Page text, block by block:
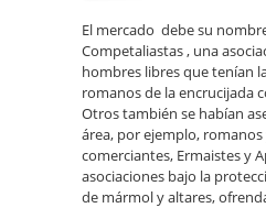
El mercado debe su
Competaliastas , una
hombres libres que tenían
romanos de la encrucijada
Otros también se habían
área, por ejemplo,
comerciantes, Ermaistes y
asociaciones bajo la
de mármol y altares,